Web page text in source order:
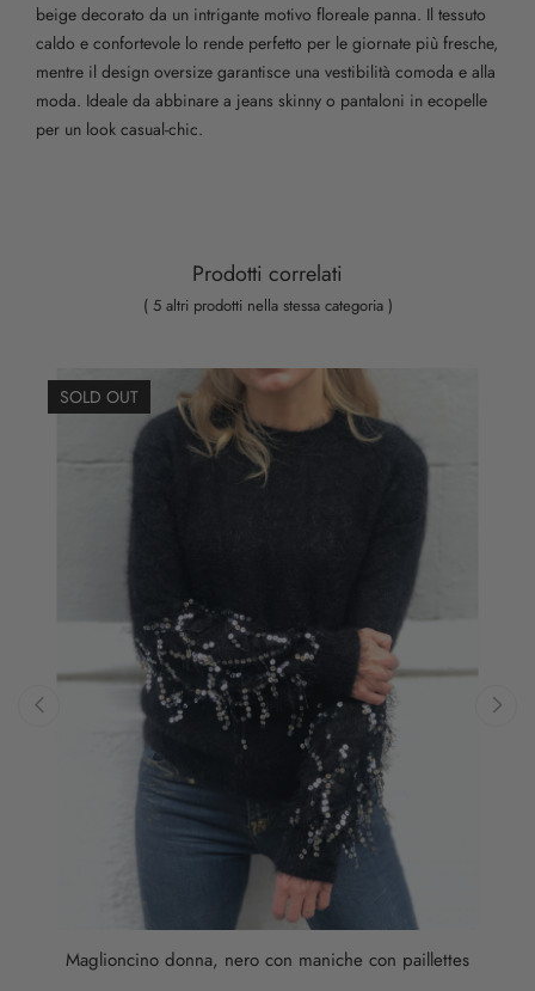
beige decorato da un intrigante motivo floreale panna. Il tessuto
caldo e confortevole lo rende perfetto per le giornate più fresche,
mentre il design oversize garantisce una vestibilità comoda e alla
moda. Ideale da abbinare a jeans skinny o pantaloni in ecopelle
per un look casual-chic.
Prodotti correlati
( 5 altri prodotti nella stessa categoria )
SOLD OUT
Maglioncino donna, nero con maniche con paillettes